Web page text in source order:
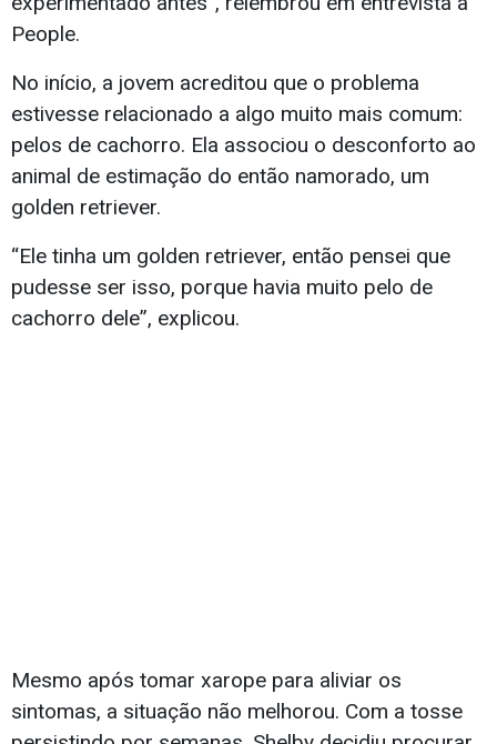
People.
No início, a jovem acreditou que o problema
estivesse relacionado a algo muito mais comum:
pelos de cachorro. Ela associou o desconforto ao
animal de estimação do então namorado, um
golden retriever.
“Ele tinha um golden retriever, então pensei que
pudesse ser isso, porque havia muito pelo de
cachorro dele”, explicou.
Mesmo após tomar xarope para aliviar os
sintomas, a situação não melhorou. Com a tosse